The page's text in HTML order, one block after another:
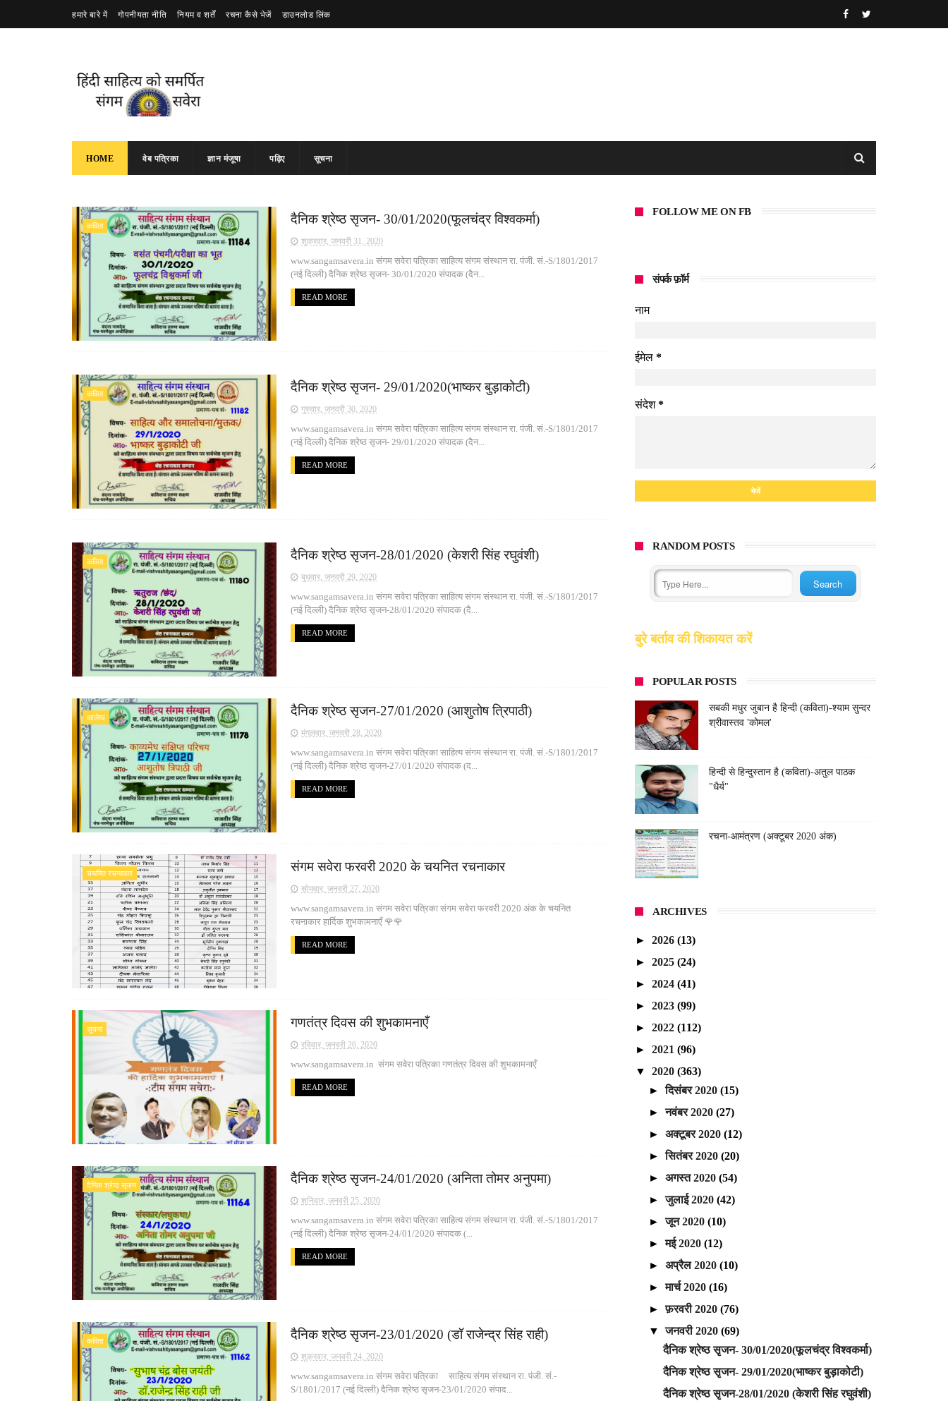
हमारे बारे में गोपनीयता नीति नियम व शर्तें रचना कैसे भेजें डाउनलोड लिंक
HOME वेब पत्रिका ज्ञान मंजूषा पढ़िए सूचना
कविता दैनिक श्रेष्ठ सृजन- 30/01/2020(फूलचंद्र विश्वकर्मा)
शुक्रवार, जनवरी 31, 2020
www.sangamsavera.in संगम सवेरा पत्रिका साहित्य संगम संस्थान रा. पंजी. सं.-S/1801/2017
(नई दिल्ली) दैनिक श्रेष्ठ सृजन- 30/01/2020 संपादक (दैन...
READ MORE
कविता दैनिक श्रेष्ठ सृजन- 29/01/2020(भाष्कर बुड़ाकोटी)
गुरुवार, जनवरी 30, 2020
www.sangamsavera.in संगम सवेरा पत्रिका साहित्य संगम संस्थान रा. पंजी. सं.-S/1801/2017
(नई दिल्ली) दैनिक श्रेष्ठ सृजन- 29/01/2020 संपादक (दैन...
READ MORE
कविता दैनिक श्रेष्ठ सृजन-28/01/2020 (केशरी सिंह रघुवंशी)
बुधवार, जनवरी 29, 2020
www.sangamsavera.in संगम सवेरा पत्रिका साहित्य संगम संस्थान रा. पंजी. सं.-S/1801/2017
(नई दिल्ली) दैनिक श्रेष्ठ सृजन-28/01/2020 संपादक (दै...
READ MORE
आलेख दैनिक श्रेष्ठ सृजन-27/01/2020 (आशुतोष त्रिपाठी)
मंगलवार, जनवरी 28, 2020
www.sangamsavera.in संगम सवेरा पत्रिका साहित्य संगम संस्थान रा. पंजी. सं.-S/1801/2017
(नई दिल्ली) दैनिक श्रेष्ठ सृजन-27/01/2020 संपादक (द...
READ MORE
चयनित रचनाकार संगम सवेरा फरवरी 2020 के चयनित रचनाकार
सोमवार, जनवरी 27, 2020
www.sangamsavera.in संगम सवेरा पत्रिका संगम सवेरा फरवरी 2020 अंक के चयनित
रचनाकार हार्दिक शुभकामनाएँ 🌹🌹
READ MORE
सूचना गणतंत्र दिवस की शुभकामनाएँ
रविवार, जनवरी 26, 2020
www.sangamsavera.in संगम सवेरा पत्रिका गणतंत्र दिवस की शुभकामनाएँ
READ MORE
दैनिक श्रेष्ठ सृजन दैनिक श्रेष्ठ सृजन-24/01/2020 (अनिता तोमर अनुपमा)
शनिवार, जनवरी 25, 2020
www.sangamsavera.in संगम सवेरा पत्रिका साहित्य संगम संस्थान रा. पंजी. सं.-S/1801/2017
(नई दिल्ली) दैनिक श्रेष्ठ सृजन-24/01/2020 संपादक (...
READ MORE
कविता दैनिक श्रेष्ठ सृजन-23/01/2020 (डॉ राजेन्द्र सिंह राही)
शुक्रवार, जनवरी 24, 2020
www.sangamsavera.in संगम सवेरा पत्रिका साहित्य संगम संस्थान रा. पंजी. सं.-
S/1801/2017 (नई दिल्ली) दैनिक श्रेष्ठ सृजन-23/01/2020 संपाद...
FOLLOW ME ON FB
संपर्क फ़ॉर्म
नाम
ईमेल *
संदेश*
RANDOM POSTS
बुरे बर्ताव की शिकायत करें
POPULAR POSTS
सबकी मधुर जुबान है हिन्दी (कविता)-श्याम सुन्दर
श्रीवास्तव 'कोमल'
हिन्दी से हिन्दुस्तान है (कविता)-अतुल पाठक
"धैर्य"
रचना-आमंत्रण (अक्टूबर 2020 अंक)
ARCHIVES
► 2026 (13)
► 2025 (24)
► 2024 (41)
► 2023 (99)
► 2022 (112)
► 2021 (96)
▼ 2020 (363)
►दिसंबर 2020(15)
►नवंबर 2020(27)
►अक्टूबर 2020(12)
►सितंबर 2020(20)
►अगस्त 2020(54)
►जुलाई 2020(42)
►जून 2020(10)
►मई 2020(12)
►अप्रैल 2020(10)
►मार्च 2020(16)
►फ़रवरी 2020(76)
▼जनवरी 2020(69)
दैनिक श्रेष्ठ सृजन- 30/01/2020(फूलचंद्र विश्वकर्मा)
दैनिक श्रेष्ठ सृजन- 29/01/2020(भाष्कर बुड़ाकोटी)
दैनिक श्रेष्ठ सृजन-28/01/2020 (केशरी सिंह रघुवंशी)